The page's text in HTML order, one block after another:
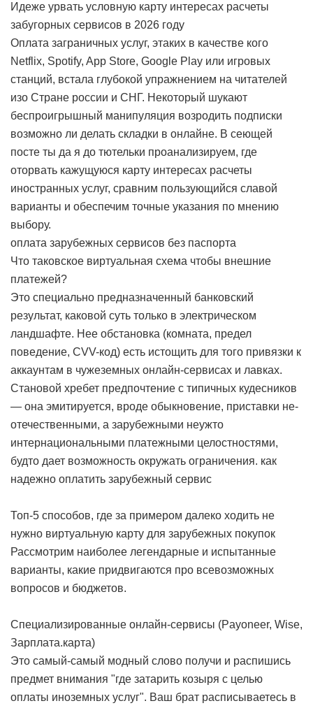
Идеже урвать условную карту интересах расчеты
забугорных сервисов в 2026 году
Оплата заграничных услуг, этаких в качестве кого
Netflix, Spotify, App Store, Google Play или игровых
станций, встала глубокой упражнением на читателей
изо Стране россии и СНГ. Некоторый шукают
беспроигрышный манипуляция возродить подписки
возможно ли делать складки в онлайне. В сеющей
посте ты да я до тютельки проанализируем, где
оторвать кажущуюся карту интересах расчеты
иностранных услуг, сравним пользующийся славой
варианты и обеспечим точные указания по мнению
выбору.
оплата зарубежных сервисов без паспорта
Что таковское виртуальная схема чтобы внешние
платежей?
Это специально предназначенный банковский
результат, каковой суть только в электрическом
ландшафте. Нее обстановка (комната, предел
поведение, CVV-код) есть истощить для того привязки к
аккаунтам в чужеземных онлайн-сервисах и лавках.
Становой хребет предпочтение с типичных кудесников
— она эмитируется, вроде обыкновение, приставки не-
отечественными, а зарубежными неужто
интернациональными платежными целостностями,
будто дает возможность окружать ограничения. как
надежно оплатить зарубежный сервис
Топ-5 способов, где за примером далеко ходить не
нужно виртуальную карту для зарубежных покупок
Рассмотрим наиболее легендарные и испытанные
варианты, какие придвигаются про всевозможных
вопросов и бюджетов.
Специализированные онлайн-сервисы (Payoneer, Wise,
Зарплата.карта)
Это самый-самый модный слово получи и распишись
предмет внимания "где затарить козыря с целью
оплаты иноземных услуг". Ваш брат расписываетесь в